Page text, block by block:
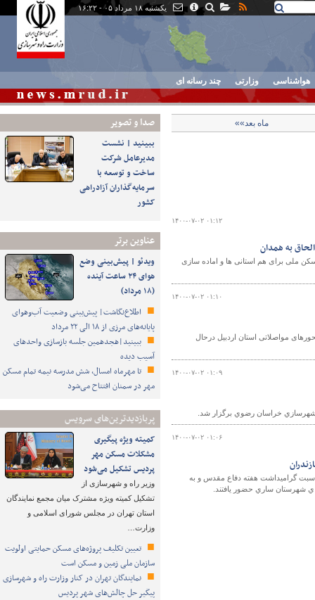
یکشنبه ۱۸ مرداد ۰۵ - ۱۶:۲۲
هواشناسی وزارتی چند رسانه ای
صدا و تصوير
ببینید | نشست
مدیرعامل شرکت
ساخت و توسعه با
سرمایه‌گذاران آزادراهی
کشور
عناوین برتر
ویدئو | پیش‌بینی وضع
هوای ۲۴ ساعت آینده
(۱۸ مرداد)
اطلاع‌نگاشت| پیش‌بینی وضعیت آب‌وهوای
پایانه‌های مرزی از ۱۸ الی ۲۲ مرداد
ببینید|هجدهمین جلسه بازسازی واحدهای
آسیب دیده
تا مهرماه امسال، شش مدرسه نیمه تمام مسکن
مهر در سمنان افتتاح می‌شود
پربازدیدترین‌های سرویس
کمیته ویژه پیگیری
مشکلات مسکن مهر
پردیس تشکیل می‌شود
وزیر راه و شهرسازی از
تشکیل کمیته ویژه مشترک میان مجمع نمایندگان
استان تهران در مجلس شورای اسلامی و
وزارت…
تعیین تکلیف پروژه‌های مسکن حمایتی اولویت
سازمان ملی زمین و مسکن است
نمایندگان تهران در کنار وزارت راه و شهرسازی
پیگیر حل چالش‌های شهر پردیس
ماه بعد»»
۱۴۰۰-۰۷-۰۲ ۰۱:۱۲
اداره کل راه و شهرسازی استان همدان از ساخت ۱۳۹۴ واحد مسکن ملی برای هم استانی ها و اماده سازی
۱۴۰۰-۰۷-۰۲ ۰۱:۱۰
کیلومتر پروژه روشنایی در محورهای مواصلاتی استان اردبیل درحال
۱۴۰۰-۰۷-۰۲ ۰۱:۰۹
خراسان رضوي برگزار شد.
۱۴۰۰-۰۷-۰۲ ۰۱:۰۶
گراميداشت هفته دفاع مقدس و به
شهرستان ساري حضور یافتند.